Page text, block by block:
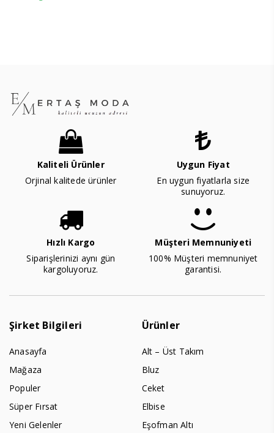
Kaliteli Ürünler
Orjinal kalitede ürünler
Uygun Fiyat
En uygun fiyatlarla size
sunuyoruz.
Hızlı Kargo
Siparişlerinizi aynı gün
kargoluyoruz.
Müşteri Memnuniyeti
100% Müşteri memnuniyet
garantisi.
Şirket Bilgileri
Anasayfa
Mağaza
Populer
Süper Fırsat
Yeni Gelenler
Ürünler
Alt – Üst Takım
Bluz
Ceket
Elbise
Eşofman Altı